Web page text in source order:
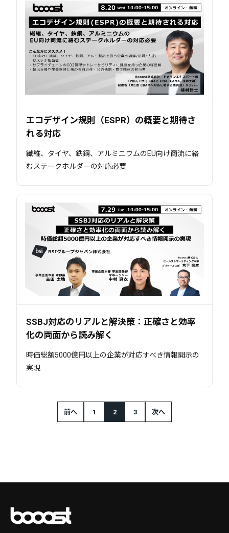
エコデザイン規則（ESPR）の概要と期待さ
れる対応
繊維、タイヤ、鉄鋼、アルミニウムのEU向け商流に絡
むステークホルダーの対応必要
SSBJ対応のリアルと解決策：正確さと効率
化の両面から読み解く
時価総額5000億円以上の企業が対応すべき情報開示の
実現
前へ 1 2 3 次へ